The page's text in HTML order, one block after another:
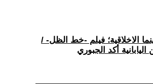
الاخلاقية؛ فيلم -خط الظل- /
أكد الجبوري